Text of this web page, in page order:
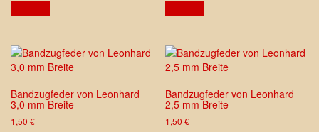
Bandzugfeder von Leonhard
3,0 mm Breite
1,50 €
Bandzugfeder von Leonhard
2,5 mm Breite
1,50€